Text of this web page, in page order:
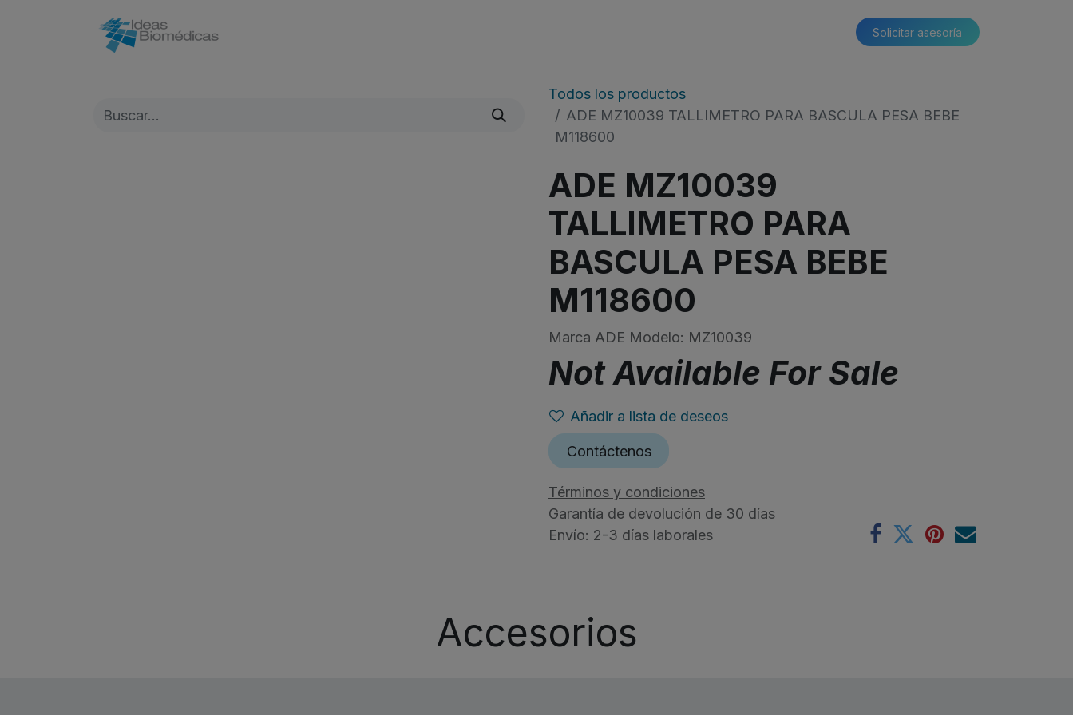
Solicitar asesoría​​
Todos los productos
ADE MZ10039 TALLIMETRO PARA BASCULA PESA BEBE
M118600
ADE MZ10039
TALLIMETRO PARA
BASCULA PESA BEBE
M118600
Marca ADE Modelo: MZ10039
Not Available For Sale
Añadir a lista de deseos
Contáctenos
Términos y condiciones
Garantía de devolución de 30 días
Envío: 2-3 días laborales
Accesorios